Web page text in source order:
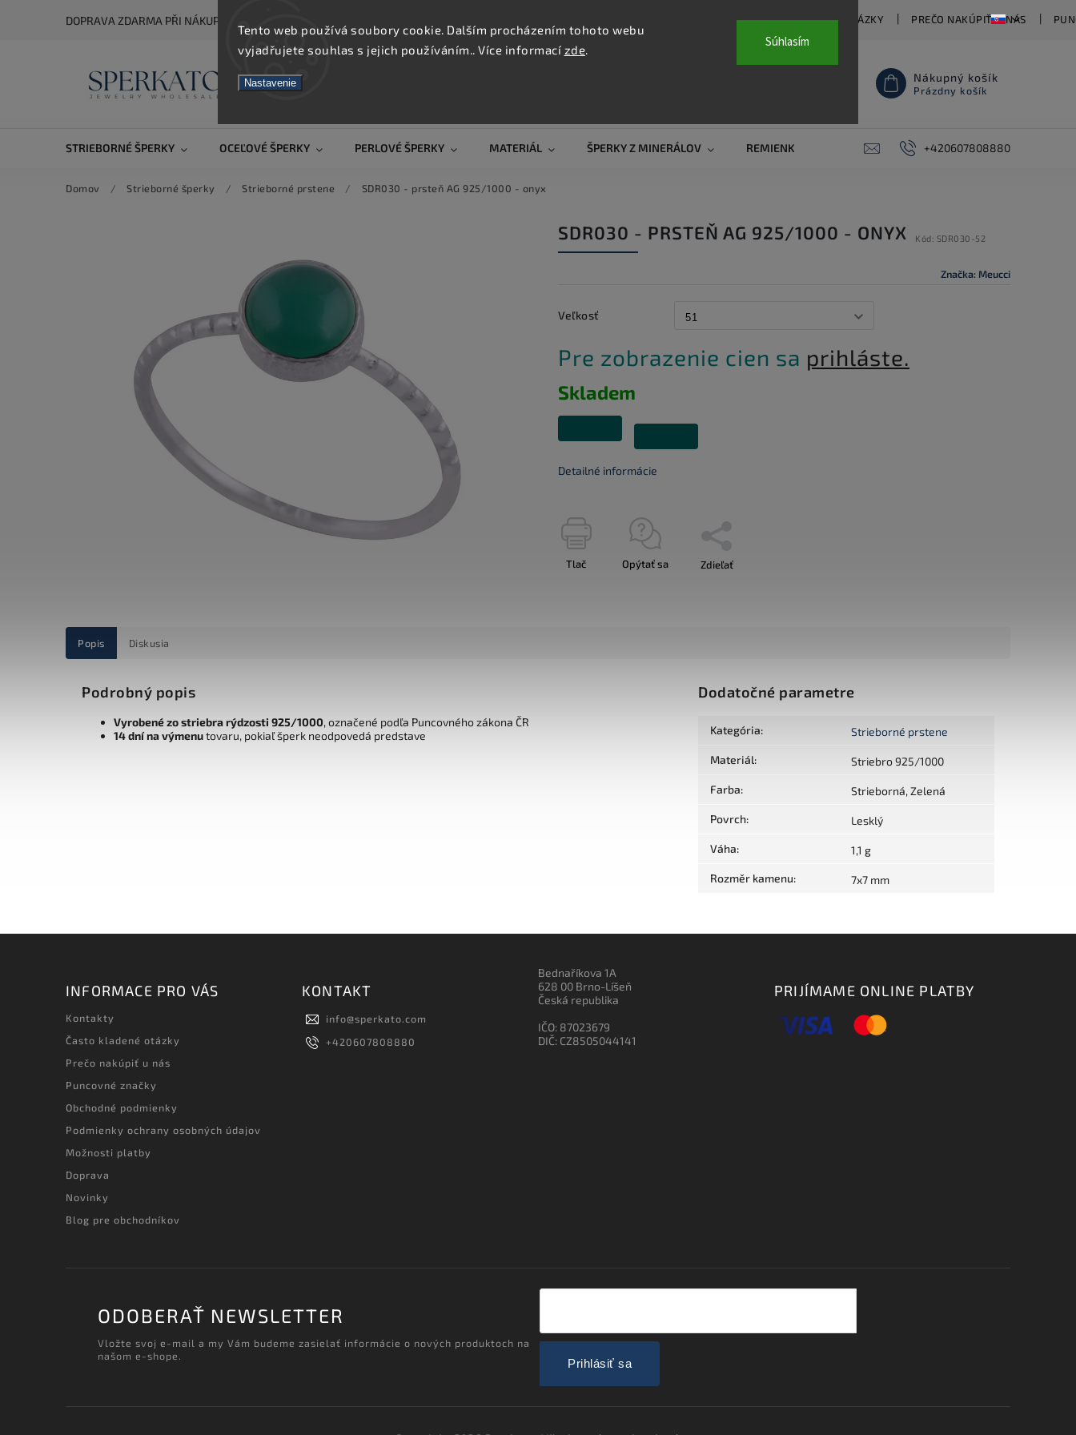
Tento web používá soubory cookie. Dalším procházením tohoto webu
vyjadřujete souhlas s jejich používáním.. Více informací zde.
Nastavenie
Súhlasím
DOPRAVA ZDARMA PŘI NÁKUPU NAD 5 000 KČ ČASTO KLADENÉ OTÁZKY PREČO NAKÚPIŤ U NÁS
Nákupný košík
Prázdny košík
STRIEBORNÉ ŠPERKY OCEĽOVÉ ŠPERKY PERLOVÉ ŠPERKY MATERIÁL ŠPERKY Z MINERÁLOV REMIENKY NA HODINKY AKCE PIERCING
+420607808880
Domov / Strieborné šperky / Strieborné prstene / SDR030 - prsteň AG 925/1000 - onyx
SDR030 - PRSTEŇ AG 925/1000 - ONYX Kód: SDR030-52
Značka: Meucci
Veľkosť
Pre zobrazenie cien sa prihláste.
Skladem
Detailné informácie
Tlač Opýtať sa Zdieľať
Popis Diskusia
Podrobný popis
Vyrobené zo striebra rýdzosti 925/1000, označené podľa Puncovného zákona ČR
14 dní na výmenutovaru, pokiaľ šperk neodpovedá predstave
Dodatočné parametre
Kategória: Strieborné prstene
Materiál: Striebro 925/1000
Farba: Strieborná, Zelená
Povrch: Lesklý
Váha: 1,1 g
Rozměr kamenu: 7x7 mm
INFORMACE PRO VÁS
Kontakty
Často kladené otázky
Prečo nakúpiť u nás
Puncovné značky
Obchodné podmienky
Podmienky ochrany osobných údajov
Možnosti platby
Doprava
Novinky
Blog pre obchodníkov
KONTAKT
info@sperkato.com
+420607808880
Bednaříkova 1A
628 00 Brno-Líšeň
Česká republika
IČO: 87023679
DIČ: CZ8505044141
PRIJÍMAME ONLINE PLATBY
ODOBERAŤ NEWSLETTER
Vložte svoj e-mail a my Vám budeme zasielať informácie o nových produktoch na
našom e-shope.
Prihlásiť sa